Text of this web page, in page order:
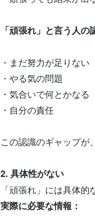
「頑張れ」と言う人の
・まだ努力が足りない
・やる気の問題
・気合いで何とかなる
・自分の責任
この認識のギャップが
2. 具体性がない
「頑張れ」には具体的
実際に必要な情報：